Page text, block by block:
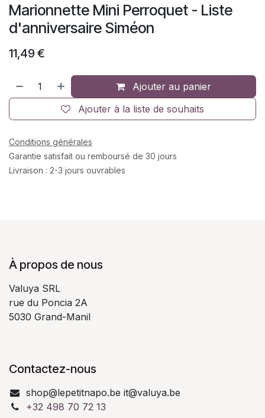
Marionnette Mini Perroquet - Liste
d'anniversaire Siméon
11,49€
Ajouter au panier
Ajouter à la liste de souhaits
Conditions générales
Garantie satisfait ou remboursé de 30 jours
Livraison : 2-3 jours ouvrables
À propos de nous
Valuya SRL
rue du Poncia 2A
5030 Grand-Manil
Contactez-nous
shop@lepetitnapo.be it@valuya.be
+32 498 70 72 13